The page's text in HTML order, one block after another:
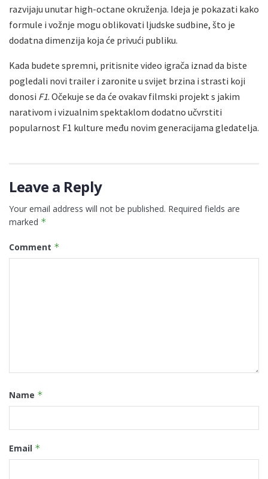
razvijaju unutar high-octane okruženja. Ideja je pokazati kako
formule i vožnje mogu oblikovati ljudske sudbine, što je
dodatna dimenzija koja će privući publiku.
Kada budete spremni, pritisnite video igrača iznad da biste
pogledali novi trailer i zaronite u svijet brzina i strasti koji
donosi F1. Očekuje se da će ovakav filmski projekt s jakim
narativom i vizualnim spektaklom dodatno učvrstiti
popularnost F1 kulture među novim generacijama gledatelja.
Leave a Reply
Your email address will not be published. Required fields are
marked *
Comment *
Name *
Email *